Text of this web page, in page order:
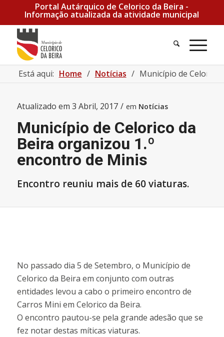
Portal Autárquico de Celorico da Beira -
Informação atualizada da atividade municipal
Pesquisa
Está aqui: Home / Notícias / Município de Celorico
Atualizado em 3 Abril, 2017 / em Notícias
Município de Celorico da
Beira organizou 1.º
encontro de Minis
Encontro reuniu mais de 60 viaturas.
No passado dia 5 de Setembro, o Município de
Celorico da Beira em conjunto com outras
entidades levou a cabo o primeiro encontro de
Carros Mini em Celorico da Beira.
O encontro pautou-se pela grande adesão que se
fez notar destas míticas viaturas.